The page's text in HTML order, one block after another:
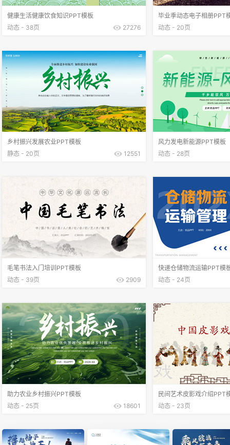
健康生活健康饮食知识PPT模板
动态 - 38页
27276
毕业季动态电子相册PPT
动态 - 20页
乡村振兴发展农业PPT模板
静态 - 20页
12551
风力发电新能源PPT模板
动态 - 28页
毛笔书法入门培训PPT模板
动态 - 39页
2909
快递仓储物流运输PPT模
动态 - 24页
助力农业乡村振兴PPT模板
动态 - 25页
18601
民间艺术皮影戏介绍PPT
动态 - 23页